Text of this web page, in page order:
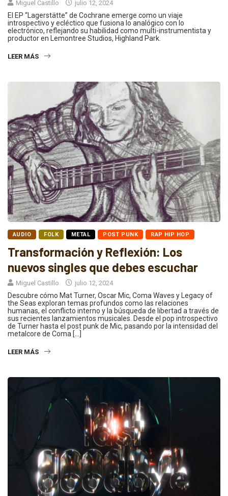
Miguel Castillo julio 12, 2024
El EP “Lagerstätte” de Cochrane emerge como un viaje
introspectivo y ecléctico que fusiona lo analógico con lo
electrónico, reflejando su habilidad como multi-instrumentista y
productor en Lemontree Studios, Highland Park.
LEER MÁS
AUDIO FOLK METAL POST PUNK RAP HIP HOP
Transformación y Reflexión: Los
nuevos singles que debes escuchar
Miguel Castillo julio 12, 2024
Descubre cómo Mat Turner, Oscar Mic, Coma Waves y Legacy of
the Seas exploran temas profundos como las relaciones
humanas, el conflicto interno y la búsqueda de libertad a través de
sus recientes lanzamientos musicales. Desde el pop introspectivo
de Turner hasta el post punk de Mic, pasando por la intensidad del
metalcore de Coma […]
LEER MÁS